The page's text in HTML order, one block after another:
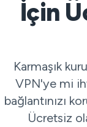
İçin
Karmaşık
VPN'ye mi
bağlantınızı
Ücretsiz